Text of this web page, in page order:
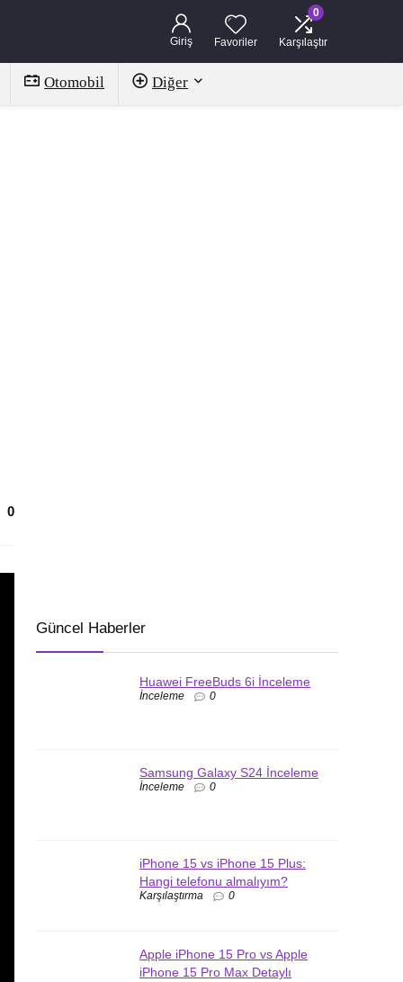
Giriş Favoriler
0
Karşılaştır
Otomobil Diğer
0
Güncel Haberler
Huawei FreeBuds 6i İnceleme
İnceleme 0
Samsung Galaxy S24 İnceleme
İnceleme 0
iPhone 15 vs iPhone 15 Plus:
Hangi telefonu almalıyım?
Karşılaştırma 0
Apple iPhone 15 Pro vs Apple
iPhone 15 Pro Max Detaylı